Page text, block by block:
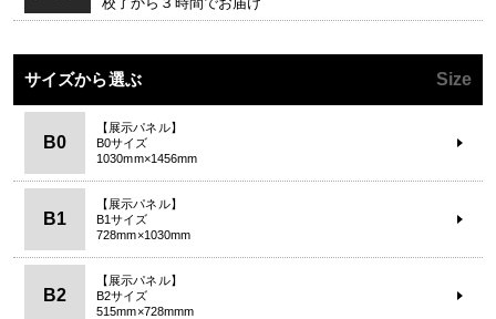
サイズから選ぶ Size
B0
【展示パネル】
B0サイズ
1030mm×1456mm
B1
【展示パネル】
B1サイズ
728mm×1030mm
B2
【展示パネル】
B2サイズ
515mm×728mmm